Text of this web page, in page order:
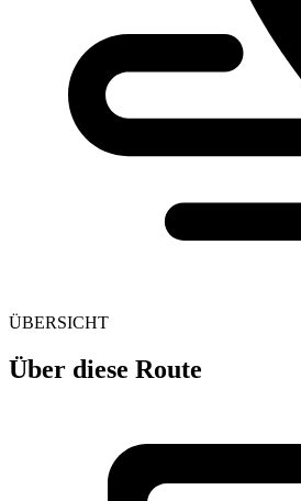
ÜBERSICHT
Über diese Route